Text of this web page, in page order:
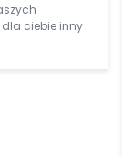
ciebie inny